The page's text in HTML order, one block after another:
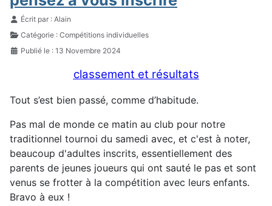
Détails
Écrit par : Alain
Catégorie : Compétitions individuelles
Publié le : 13 Novembre 2024
classement et résultats
Tout s’est bien passé, comme d’habitude.
Pas mal de monde ce matin au club pour notre
traditionnel tournoi du samedi avec, et c'est à noter,
beaucoup d'adultes inscrits, essentiellement des
parents de jeunes joueurs qui ont sauté le pas et sont
venus se frotter à la compétition avec leurs enfants.
Bravo à eux !